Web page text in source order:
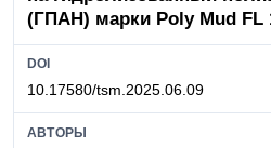
(ГПАН) марки Poly Mud FL
DOI
10.17580/tsm.2025.06.09
АВТОРЫ